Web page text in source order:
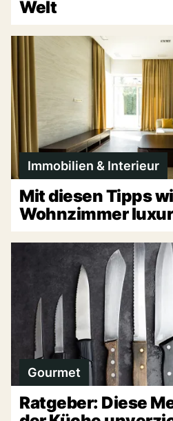
Welt
Immobilien & Interieur
Mit diesen Tipps
Wohnzimmer
Gourmet
Ratgeber: Diese